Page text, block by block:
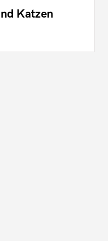
Katzen